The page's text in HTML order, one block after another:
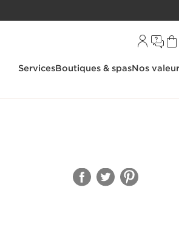
ServicesBoutiques & spasNos